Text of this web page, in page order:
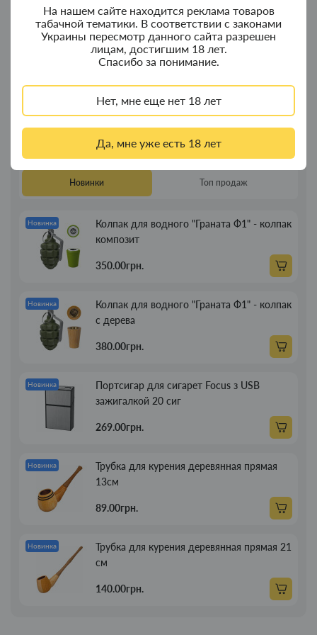
На нашем сайте находится реклама товаров
табачной тематики. В соответствии с законами
Украины пересмотр данного сайта разрешен
лицам, достигшим 18 лет.
Спасибо за понимание.
Нет, мне еще нет 18 лет
Да, мне уже есть 18 лет
идеален для новичков.
Полная совместимость с под-системами Vaporesso
XROS.
Снимите мундштук, залейте жидкость до 2/3 объёма,
оставьте на 3–5 минут для пропитки ваты и установите
картридж обратно до щелчка. Используйте жидкости на
Новинки Топ продаж
Новинка
Колпак для водного "Граната Ф1" - колпак
композит
350.00грн.
Новинка
Колпак для водного "Граната Ф1" - колпак
с дерева
380.00грн.
Новинка
Портсигар для сигарет Focus з USB
зажигалкой 20 сиг
269.00грн.
Новинка
Трубка для курения деревянная прямая
13см
89.00грн.
Новинка
Трубка для курения деревянная прямая 21
см
140.00грн.